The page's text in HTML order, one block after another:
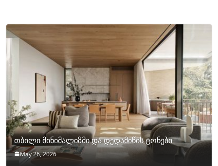
თბილი მინიმალიზმი და დედამიწის ტონები
May 26, 2026